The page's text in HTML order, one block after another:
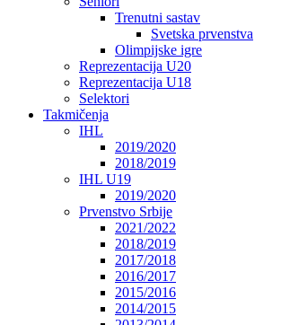
Trenutni sastav
Svetska prvenstva
Olimpijske igre
Reprezentacija U20
Reprezentacija U18
Selektori
Takmičenja
IHL
2019/2020
2018/2019
IHL U19
2019/2020
Prvenstvo Srbije
2021/2022
2018/2019
2017/2018
2016/2017
2015/2016
2014/2015